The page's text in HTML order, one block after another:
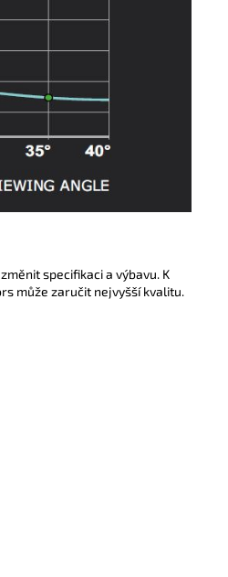
specifikaci a výbavu. K
může zaručit nejvyšší kvalitu.